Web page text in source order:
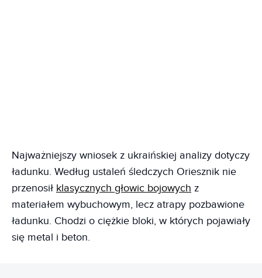
Najważniejszy wniosek z ukraińskiej analizy dotyczy
ładunku. Według ustaleń śledczych Oriesznik nie
przenosił klasycznych głowic bojowych z
materiałem wybuchowym, lecz atrapy pozbawione
ładunku. Chodzi o ciężkie bloki, w których pojawiały
się metal i beton.